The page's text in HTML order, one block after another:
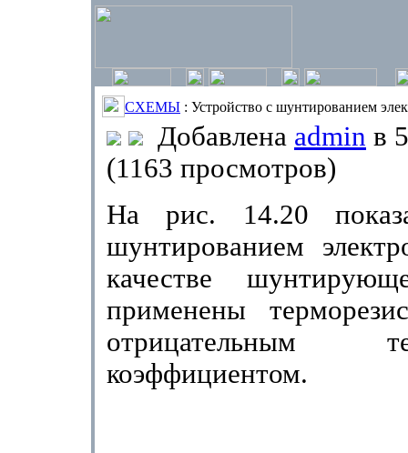
СХЕМЫ : Устройство с шунтированием
Добавлена admin в
(1163 просмотров)
На рис. 14.20
шунтированием
качестве
применены
отри­цательным
коэффициентом.